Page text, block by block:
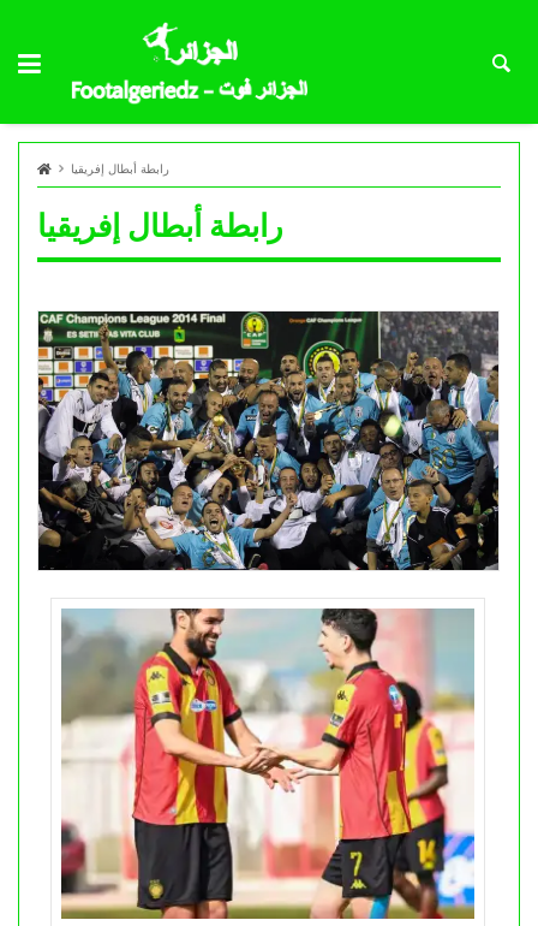
رابطة أبطال إفريقيا
رابطة أبطال إفريقيا